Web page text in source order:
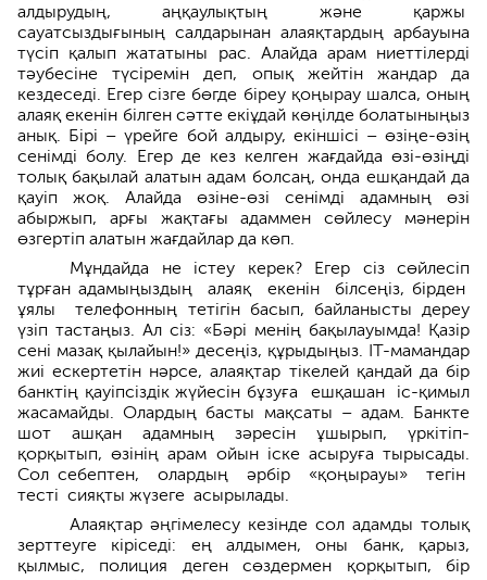
алдырудың, аңқаулықтың және қаржы
сауатсыздығының салдарынан алаяқтардың арбауына
түсіп қалып жататыны рас. Алайда арам ниеттілерді
тәубесіне түсіремін деп, опық жейтін жандар да
кездеседі. Егер сізге бөгде біреу қоңырау шалса, оның
алаяқ екенін білген сәтте екіұдай көңілде болатыныңыз
анық. Бірі – үрейге бой алдыру, екіншісі – өзіңе-өзің
сенімді болу. Егер де кез келген жағдайда өзі-өзіңді
толық бақылай алатын адам болсаң, онда ешқандай да
қауіп жоқ. Алайда өзіне-өзі сенімді адамның өзі
абыржып, арғы жақтағы адаммен сөйлесу мәнерін
өзгертіп алатын жағдайлар да көп.
Мұндайда не істеу керек? Егер сіз сөйлесіп
тұрған адамыңыздың алаяқ екенін білсеңіз, бірден
ұялы телефонның тетігін басып, байланысты дереу
үзіп тастаңыз. Ал сіз: «Бәрі менің бақылауымда! Қазір
сені мазақ қылайын!» десеңіз, құрыдыңыз. IT-мамандар
жиі ескертетін нәрсе, алаяқтар тікелей қандай да бір
банктің қауіпсіздік жүйесін бұзуға ешқашан іс-қимыл
жасамайды. Олардың басты мақсаты – адам. Банкте
шот ашқан адамның зәресін ұшырып, үркітіп-
қорқытып, өзінің арам ойын іске асыруға тырысады.
Сол себептен, олардың әрбір «қоңырауы» тегін
тесті сияқты жүзеге асырылады.
Алаяқтар әңгімелесу кезінде сол адамды толық
зерттеуге кіріседі: ең алды­мен, оны банк, қарыз,
қылмыс, полиция деген сөздермен қорқытып, бір